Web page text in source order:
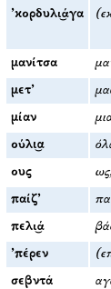
’κορδυλι͜άγα
μανίτσα
μετ’
μίαν
ούλι͜α
ους
παίζ’
πελι͜ά
’πέρεν
σεβντά